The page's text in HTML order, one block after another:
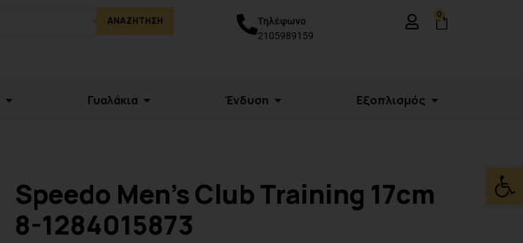
ΑΝΑΖΉΤΗΣΗ
Τηλέφωνο
2105989159
0
Γυαλάκια Ένδυση Εξοπλισμός
Speedo Men’s Club Training 17cm
8-1284015873